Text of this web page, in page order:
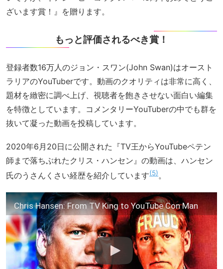
ざいます賞！』を贈ります。
もっと評価されるべき賞！
登録者数16万人のジョン・スワン(John Swan)はオースト
ラリアのYouTuberです。動画のクオリティは非常に高く、
題材を緻密に調べ上げ、視聴者を飽きさせない面白い編集
を特徴としています。コメンタリーYouTuberの中でも群を
抜いて凝った動画を投稿しています。
2020年6月20日に公開された『TV王からYouTubeペテン
師まで落ちぶれたクリス・ハンセン』の動画は、ハンセン
氏のうさんくさい経歴を紹介しています 5 。
Chris Hansen: From TV King to YouTube Con Man